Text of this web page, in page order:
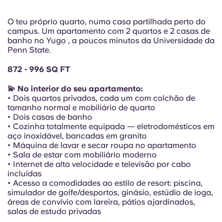
French
O teu próprio quarto, numa casa partilhada perto do
campus. Um apartamento com 2 quartos e 2 casas de
banho no Yugo , a poucos minutos da Universidade da
Penn State.
872 - 996 SQ FT
💫 No interior do seu apartamento:
• Dois quartos privados, cada um com colchão de
tamanho normal e mobiliário de quarto
• Dois casas de banho
• Cozinha totalmente equipada — eletrodomésticos em
aço inoxidável, bancadas em granito
• Máquina de lavar e secar roupa no apartamento
• Sala de estar com mobiliário moderno
• Internet de alta velocidade e televisão por cabo
incluídas
• Acesso a comodidades ao estilo de resort: piscina,
simulador de golfe/desportos, ginásio, estúdio de ioga,
áreas de convívio com lareira, pátios ajardinados,
salas de estudo privadas